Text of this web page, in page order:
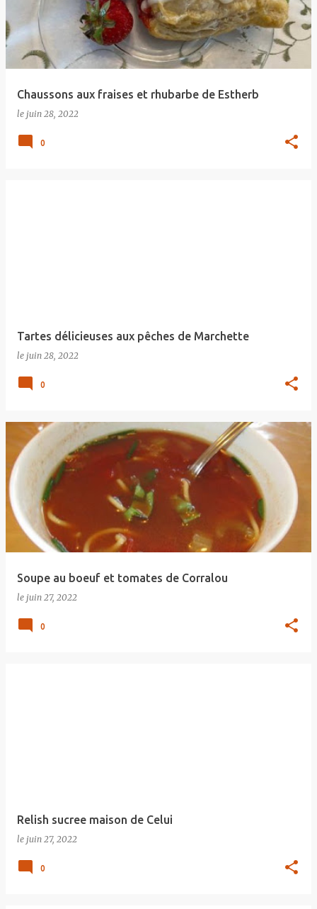
Chaussons aux fraises et rhubarbe de Estherb
le juin 28, 2022
0
Tartes délicieuses aux pêches de Marchette
le juin 28, 2022
0
Soupe au boeuf et tomates de Corralou
le juin 27, 2022
0
Relish sucree maison de Celui
le juin 27, 2022
0